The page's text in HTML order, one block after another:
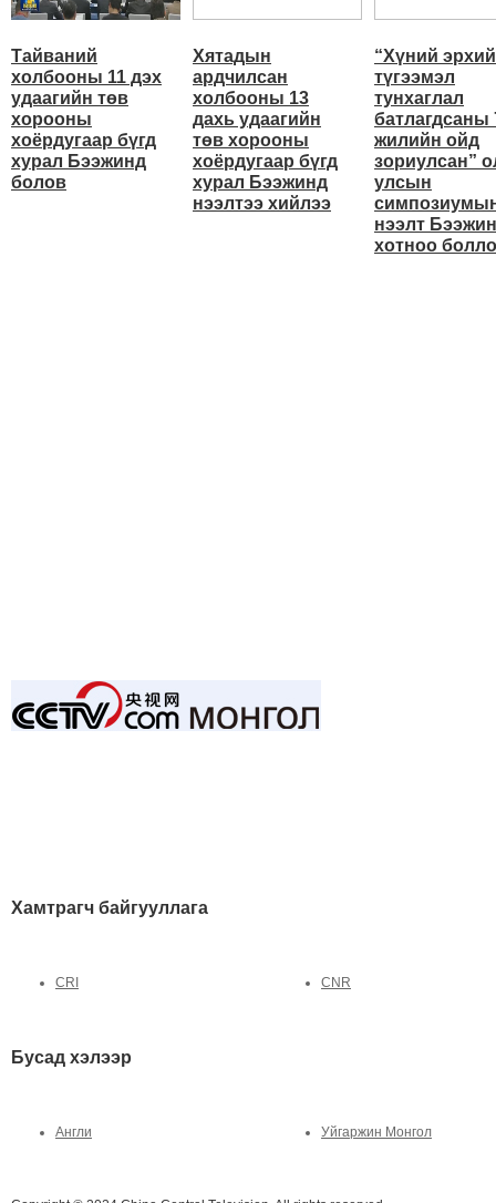
Тайваний
холбооны 11 дэх
удаагийн төв
хорооны
хоёрдугаар бүгд
хурал Бээжинд
болов
Хятадын
ардчилсан
холбооны 13
дахь удаагийн
төв хорооны
хоёрдугаар бүгд
хурал Бээжинд
нээлтээ хийлээ
“Хүний
түгээмэл
тунхаглал
батлагдсаны
жилийн ойд
зориулсан”
улсын
нээлт Бээжин
хотноо
Хамтрагч байгууллага
CRI CNR
Бусад хэлээр
Англи Уйгаржин Монгол